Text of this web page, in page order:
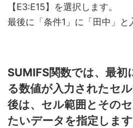
【E3:E15】を選択します。
最後に「条件1」に「田中」と
SUMIFS関数では、最初
る数値が入力されたセル
後は、セル範囲とその
たいデータを指定します